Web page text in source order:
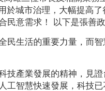
於城市治理，大幅提高
意需求！ 以下是張善
民生活的重要力量，而
技產業發展的精神，見
工智慧快速發展，科技